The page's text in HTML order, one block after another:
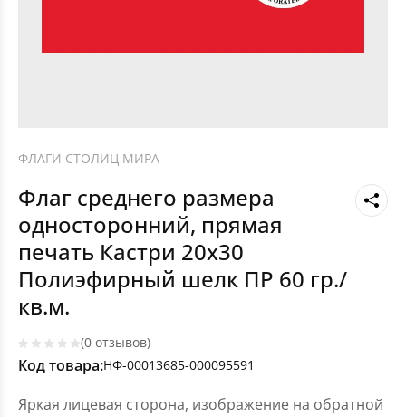
ФЛАГИ СТОЛИЦ МИРА
Флаг среднего размера
односторонний, прямая
печать Кастри 20х30
Полиэфирный шелк ПР 60 гр./
кв.м.
(0 отзывов)
Код товара:НФ-00013685-000095591
Яркая лицевая сторона, изображение на обратной